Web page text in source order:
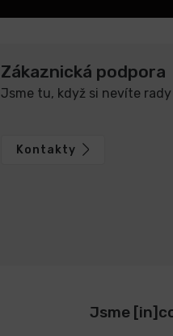
Zákaznická podpora
Jsme tu, když si nevíte rady
Kontakty
Jsme